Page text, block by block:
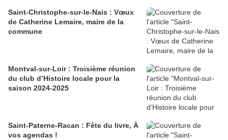
Saint-Christophe-sur-le-Nais : Vœux
de Catherine Lemaire, maire de la
commune
Montval-sur-Loir : Troisième réunion
du club d’Histoire locale pour la
saison 2024-2025
Saint-Paterne-Racan : Fête du livre, À
vos agendas !